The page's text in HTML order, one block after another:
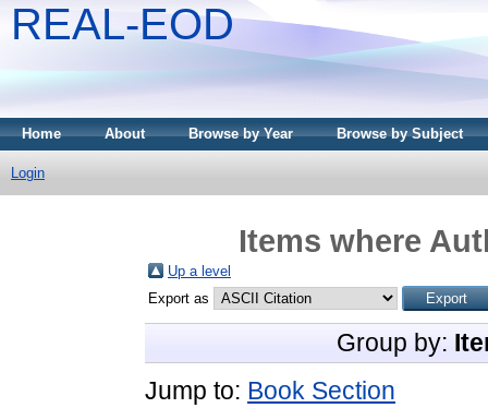
REAL-EOD
Home About Browse by Year Browse by Subject
Login
Items where
Up a level
Export as
Group by:
Jump to: Book Section